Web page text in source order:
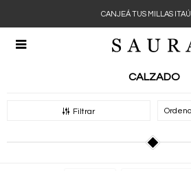

CANJEÁ TUS MILLAS ITAÚ
CALZADO
Filtrar